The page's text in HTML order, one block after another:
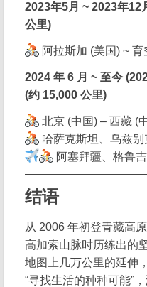
2023年5月 ~ 2023年12
公里)
阿拉斯加 (美国) ~
2024 年 6 月 ~ 至今
(约 15,000 公里)
北京 (中国) – 西藏 (
哈萨克斯坦、乌兹别
阿塞拜疆、格鲁
结语
从 2006 年初登青藏高
高加索山脉时历练出的
地图上几万公里的延
“寻找生活的种种可能”